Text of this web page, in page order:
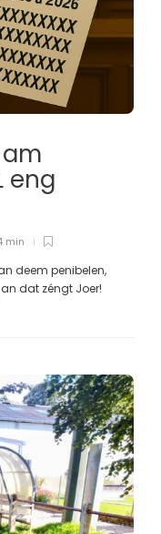
eng
min
deem penibelen,
dat zéngt Joer!